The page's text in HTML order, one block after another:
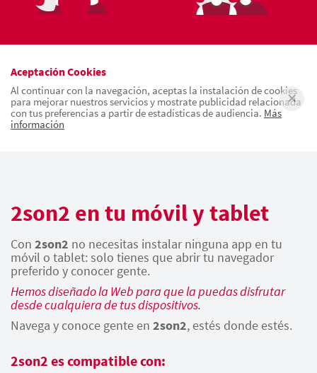
Aceptación Cookies
Al continuar con la navegación, aceptas la instalación de cookies
para mejorar nuestros servicios y mostrate publicidad relacionada
con tus preferencias a partir de estadísticas de audiencia. Más
información
2son2 en tu móvil y tablet
Con 2son2 no necesitas instalar ninguna app en tu
móvil o tablet: solo tienes que abrir tu navegador
preferido y conocer gente.
Hemos diseñado la Web para que la puedas disfrutar
desde cualquiera de tus dispositivos.
Navega y conoce gente en 2son2, estés donde estés.
2son2 es compatible con: